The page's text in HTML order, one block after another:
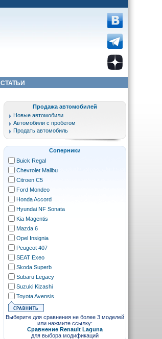
СТАТЬИ
Продажа автомобилей
Новые автомобили
Автомобили с пробегом
Продать автомобиль
Соперники
Buick Regal
Chevrolet Malibu
Citroen C5
Ford Mondeo
Honda Accord
Hyundai NF Sonata
Kia Magentis
Mazda 6
Opel Insignia
Peugeot 407
SEAT Exeo
Skoda Superb
Subaru Legacy
Suzuki Kizashi
Toyota Avensis
Выберите для сравнения не более 3 моделей
или нажмите ссылку:
Сравнение Renault Laguna
для выбора модификаций